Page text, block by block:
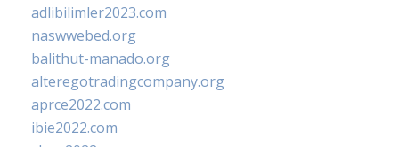
adlibilimler2023.com
naswwebed.org
balithut-manado.org
alteregotradingcompany.org
aprce2022.com
ibie2022.com